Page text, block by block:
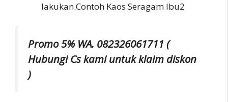
lakukan.Contoh Kaos Seragam Ibu2
Promo 5% WA. 082326061711 (
Hubungi Cs kami untuk klaim diskon
)